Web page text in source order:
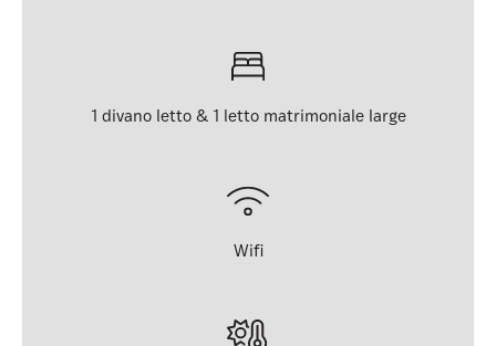
1 divano letto & 1 letto matrimoniale large
Wifi